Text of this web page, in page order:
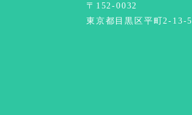
〒152-0032
東京都目黒区平町2-13-5